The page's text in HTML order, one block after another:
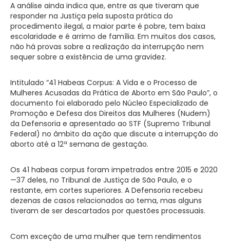
A análise ainda indica que, entre as que tiveram que
responder na Justiça pela suposta prática do
procedimento ilegal, a maior parte é pobre, tem baixa
escolaridade e é arrimo de família. Em muitos dos casos,
não há provas sobre a realização da interrupção nem
sequer sobre a existência de uma gravidez.
Intitulado “41 Habeas Corpus: A Vida e o Processo de
Mulheres Acusadas da Prática de Aborto em São Paulo”, o
documento foi elaborado pelo Núcleo Especializado de
Promoção e Defesa dos Direitos das Mulheres (Nudem)
da Defensoria e apresentado ao STF (Supremo Tribunal
Federal) no âmbito da ação que discute a interrupção do
aborto até a 12ª semana de gestação.
Os 41 habeas corpus foram impetrados entre 2015 e 2020
—37 deles, no Tribunal de Justiça de São Paulo, e o
restante, em cortes superiores. A Defensoria recebeu
dezenas de casos relacionados ao tema, mas alguns
tiveram de ser descartados por questões processuais.
Com exceção de uma mulher que tem rendimentos